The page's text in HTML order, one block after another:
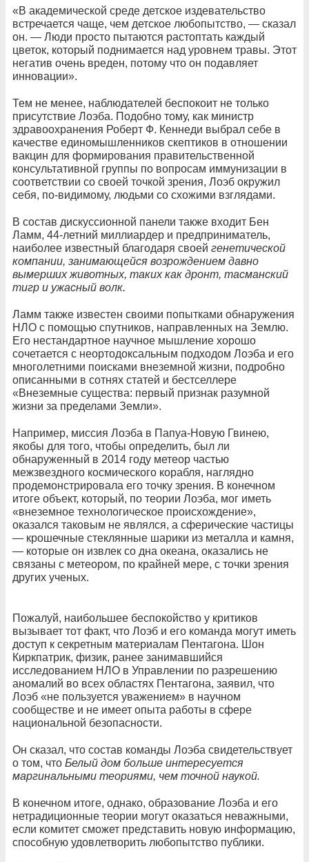
«В академической среде детское издевательство
встречается чаще, чем детское любопытство, — сказал
он. — Люди просто пытаются растоптать каждый
цветок, который поднимается над уровнем травы. Этот
негатив очень вреден, потому что он подавляет
инновации».
Тем не менее, наблюдателей беспокоит не только
присутствие Лоэба. Подобно тому, как министр
здравоохранения Роберт Ф. Кеннеди выбрал себе в
качестве единомышленников скептиков в отношении
вакцин для формирования правительственной
консультативной группы по вопросам иммунизации в
соответствии со своей точкой зрения, Лоэб окружил
себя, по-видимому, людьми со схожими взглядами.
В состав дискуссионной панели также входит Бен
Ламм, 44-летний миллиардер и предприниматель,
наиболее известный благодаря своей генетической
компании, занимающейся возрождением давно
вымерших животных, таких как дронт, тасманский
тигр и ужасный волк.
Ламм также известен своими попытками обнаружения
НЛО с помощью спутников, направленных на Землю.
Его нестандартное научное мышление хорошо
сочетается с неортодоксальным подходом Лоэба и его
многолетними поисками внеземной жизни, подробно
описанными в сотнях статей и бестселлере
«Внеземные существа: первый признак разумной
жизни за пределами Земли».
Например, миссия Лоэба в Папуа-Новую Гвинею,
якобы для того, чтобы определить, был ли
обнаруженный в 2014 году метеор частью
межзвездного космического корабля, наглядно
продемонстрировала его точку зрения. В конечном
итоге объект, который, по теории Лоэба, мог иметь
«внеземное технологическое происхождение»,
оказался таковым не являлся, а сферические частицы
— крошечные стеклянные шарики из металла и камня,
— которые он извлек со дна океана, оказались не
связаны с метеором, по крайней мере, с точки зрения
других ученых.
Пожалуй, наибольшее беспокойство у критиков
вызывает тот факт, что Лоэб и его команда могут иметь
доступ к секретным материалам Пентагона. Шон
Киркпатрик, физик, ранее занимавшийся
исследованием НЛО в Управлении по разрешению
аномалий во всех областях Пентагона, заявил, что
Лоэб «не пользуется уважением» в научном
сообществе и не имеет опыта работы в сфере
национальной безопасности.
Он сказал, что состав команды Лоэба свидетельствует
о том, что Белый дом больше интересуется
маргинальными теориями, чем точной наукой.
В конечном итоге, однако, образование Лоэба и его
нетрадиционные теории могут оказаться неважными,
если комитет сможет представить новую информацию,
способную удовлетворить любопытство публики.